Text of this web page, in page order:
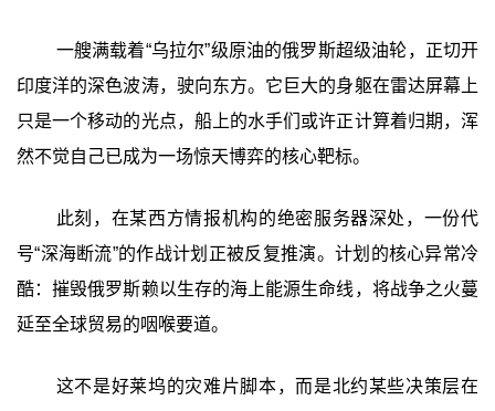
一艘满载着“乌拉尔”级原油的俄罗斯超级油轮，正切开
印度洋的深色波涛，驶向东方。它巨大的身躯在雷达屏幕上
只是一个移动的光点，船上的水手们或许正计算着归期，浑
然不觉自己已成为一场惊天博弈的核心靶标。
此刻，在某西方情报机构的绝密服务器深处，一份代
号“深海断流”的作战计划正被反复推演。计划的核心异常冷
酷：摧毁俄罗斯赖以生存的海上能源生命线，将战争之火蔓
延至全球贸易的咽喉要道。
这不是好莱坞的灾难片脚本，而是北约某些决策层在